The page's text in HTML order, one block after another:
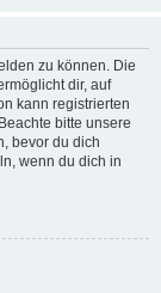
zu können. Die
dir, auf
kann registrierten
bitte unsere
bevor du dich
wenn du dich in